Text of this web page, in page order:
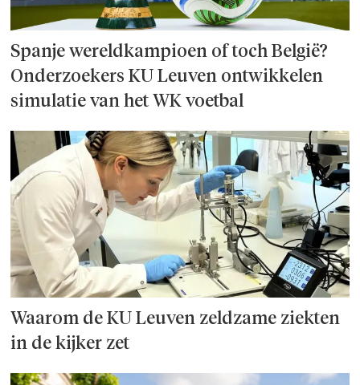
Spanje wereld­kampioen of toch België?
Onderzoek­ers KU Leuven ontwikkelen
simulatie van het WK voetbal
Waarom de KU Leuven zeldzame ziekten
in de kijker zet